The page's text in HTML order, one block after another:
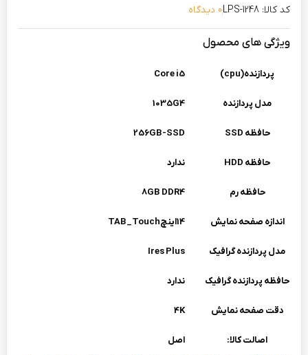
کد کالا: LPS-1248
0 دیدگاه
ویژگی های محصول
پردازنده(cpu)
مدل پردازنده
حافظه SSD
حافظه HDD ندارد
حافظه رم
اندازه صفحه نمایش
مدل پردازنده گرافیک
حافظه پردازنده گرافیک ندارد
دقت صفحه نمایش 4K
اصالت کالا:
اصل